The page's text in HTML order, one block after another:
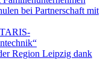
bei Partnerschaft mit
Region Leipzig dank